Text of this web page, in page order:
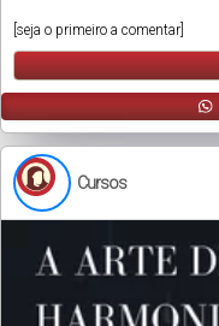
[seja o primeiro a comentar]
Cursos